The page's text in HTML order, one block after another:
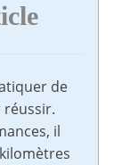
de
réussir.
il